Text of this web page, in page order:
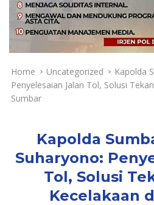
y
a
a
n
T
e
i
Home Uncategorized
Kapolda
Penyelesaian Jalan Tol, Solusi
Sumbar
Kapolda
Suharyono:
Tol, Solusi
Kecelakaan